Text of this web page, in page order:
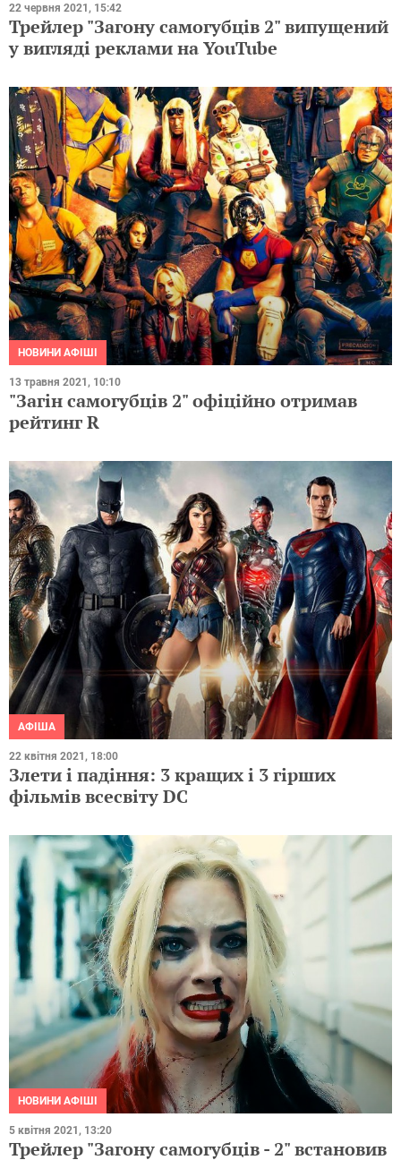
22 червня 2021, 15:42
Трейлер "Загону самогубців 2" випущений
у вигляді реклами на YouTube
НОВИНИ АФІШІ
13 травня 2021, 10:10
"Загін самогубців 2" офіційно отримав
рейтинг R
АФІША
22 квітня 2021, 18:00
Злети і падіння: 3 кращих і 3 гірших
фільмів всесвіту DC
НОВИНИ АФІШІ
5 квітня 2021, 13:20
Трейлер "Загону самогубців - 2" встановив